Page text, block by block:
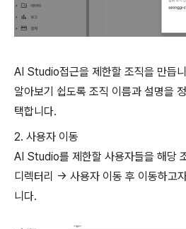
AI Studio접근을 제한할 조직을 만듭
알아보기 쉽도록 조직 이름과 설명을
택합니다.
2. 사용자 이동
AI Studio를 제한할 사용자들을 해당
디렉터리 → 사용자 이동 후 이동하고
니다.